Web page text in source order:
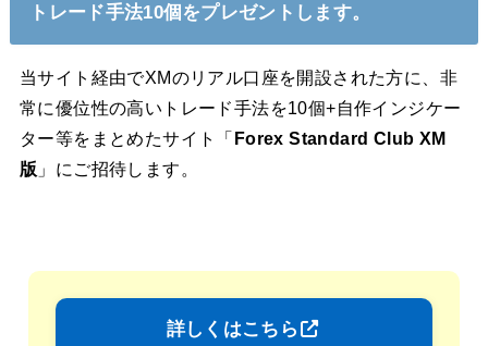
トレード手法10個をプレゼントします。
当サイト経由でXMのリアル口座を開設された方に、非
常に優位性の高いトレード手法を10個+自作インジケー
ター等をまとめたサイト「 Forex Standard Club XM
版 」にご招待します。
詳しくはこちら